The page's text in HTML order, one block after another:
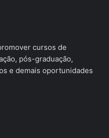
cursos de
pós-graduação,
e demais oportunidades